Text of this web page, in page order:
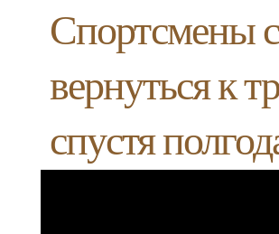
Спортсмены
вернуться к
спустя